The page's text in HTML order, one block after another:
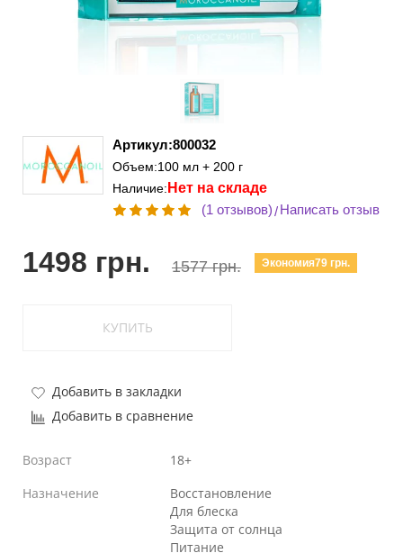
Артикул:800032
Объем:100 мл + 200 г
Наличие: Нет на складе
(1 отзывов)/Написать отзыв
1498 грн. 1577 грн. Экономия79 грн.
КУПИТЬ
Добавить в закладки
Добавить в сравнение
Возраст
18+
Назначение
Восстановление
Для блеска
Защита от солнца
Питание